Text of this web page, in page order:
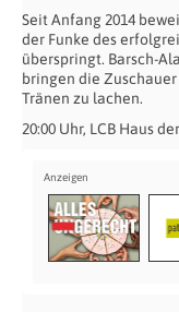
Seit Anfang 2014
der Funke des
überspringt. Barsch-
bringen die
Tränen zu lachen.
20:00 Uhr, LCB Haus